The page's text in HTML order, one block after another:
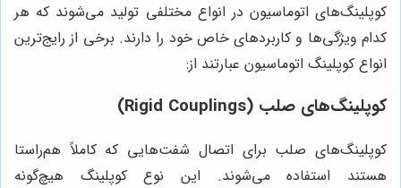
کوپلینگ‌های اتوماسیون در انواع مختلفی تولید می‌شوند که هر
کدام ویژگی‌ها و کاربردهای خاص خود را دارند. برخی از رایج‌ترین
انواع کوپلینگ اتوماسیون عبارتند از:
کوپلینگ‌های صلب (Rigid Couplings)
کوپلینگ‌های صلب برای اتصال شفت‌هایی که کاملاً هم‌راستا
هستند استفاده می‌شوند. این نوع کوپلینگ هیچ‌گونه